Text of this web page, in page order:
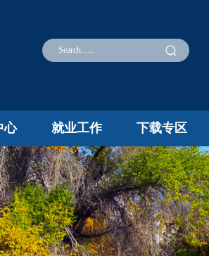
实验中心 就业工作